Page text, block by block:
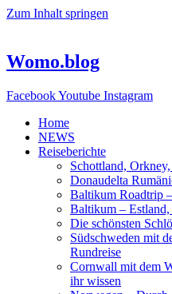
Zum Inhalt springen
Womo.blog
FacebookYoutube Instagram
Home
NEWS
Reiseberichte
Schottland,
Donaudelta
Baltikum Roadtrip
Baltikum –
Die schönsten
Südschweden mit
Rundreise
Cornwall mit dem
ihr wissen